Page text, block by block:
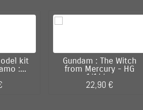
kit
:...
Gundam : The Witch
from Mercury - HG
1/144...
22,90 €